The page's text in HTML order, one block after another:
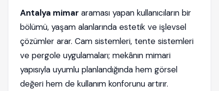
Antalya mimar araması yapan kullanıcıların bir
bölümü, yaşam alanlarında estetik ve işlevsel
çözümler arar. Cam sistemleri, tente sistemleri
ve pergole uygulamaları; mekânın mimari
yapısıyla uyumlu planlandığında hem görsel
değeri hem de kullanım konforunu artırır.